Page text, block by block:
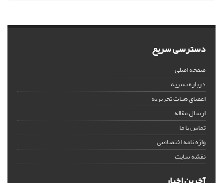
دسترسی سریع
صفحه اصلی
درباره نشریه
اعضای هیات تحریریه
ارسال مقاله
تماس با ما
واژه نامه اختصاصی
نقشه سایت